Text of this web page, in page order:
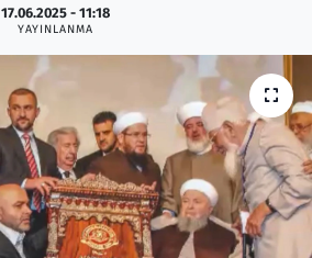
17.06.2025 - 11:18
YAYINLANMA